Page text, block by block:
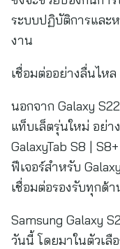
ระบบปฏิบัติการและ
งาน
เชื่อมต่ออย่างลื่นไห
นอกจาก Galaxy
แท็บเล็ตรุ่นใหม่ อย่า
GalaxyTab S8 |
ฟีเจอร์สำหรับ
เชื่อมต่อรองรับทุกด้
Samsung Galaxy
วันนี้ โดยมาในตัวเลื